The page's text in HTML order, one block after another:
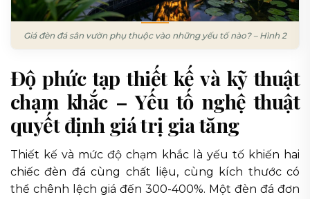
Giá đèn đá sân vườn phụ thuộc vào những yếu tố nào? – Hình 2
Độ phức tạp thiết kế và kỹ thuật
chạm khắc – Yếu tố nghệ thuật
quyết định giá trị gia tăng
Thiết kế và mức độ chạm khắc là yếu tố khiến hai
chiếc đèn đá cùng chất liệu, cùng kích thước có
thể chênh lệch giá đến 300-400%. Một đèn đá đơn